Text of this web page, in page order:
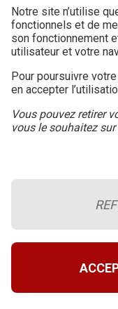
Notre site n’utilise
fonctionnels et de
son fonctionnement
utilisateur et votre
Pour poursuivre
en accepter
Vous pouvez retirer
vous le souhaitez